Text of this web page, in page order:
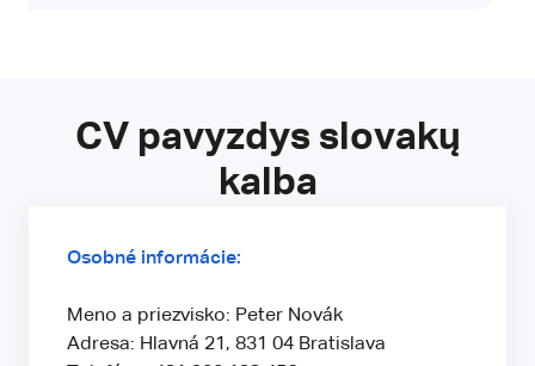
CV pavyzdys slovakų
kalba
Osobné informácie:
Meno a priezvisko: Peter Novák
Adresa: Hlavná 21, 831 04 Bratislava